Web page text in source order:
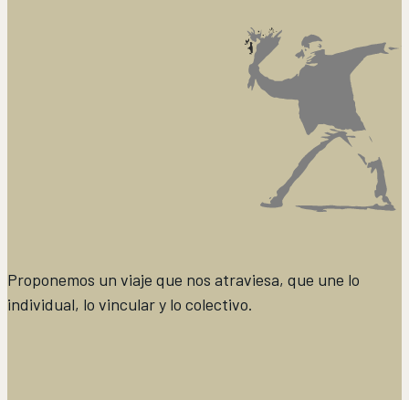
Proponemos un viaje que nos atraviesa, que une lo
individual, lo vincular y lo colectivo.